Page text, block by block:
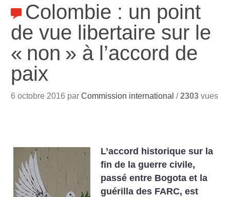
Colombie : un point
de vue libertaire sur le
« non » à l’accord de
paix
6 octobre 2016 parCommission international /2303 vues
L’accord historique sur la
fin de la guerre civile,
passé entre Bogota et la
guérilla des FARC, est